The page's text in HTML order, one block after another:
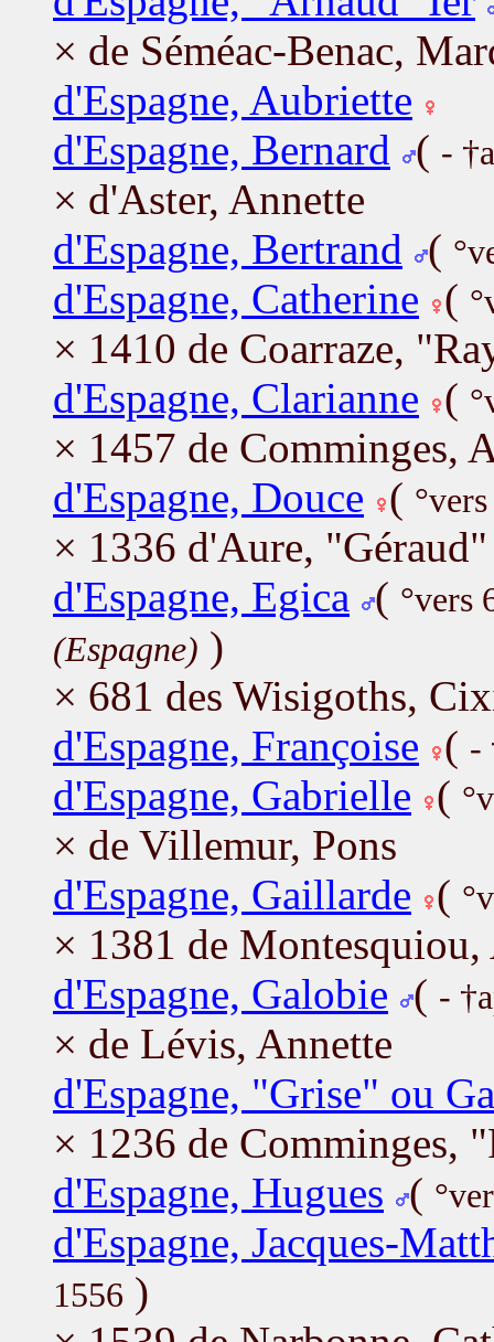
× de Séméac-Benac,
d'Espagne, Aubriette
d'Espagne, Bernard
( -
× d'Aster, Annette
d'Espagne, Bertrand
(
d'Espagne, Catherine (
× 1410 de Coarraze,
d'Espagne, Clarianne (
× 1457 de Comminges,
d'Espagne, Douce (
× 1336 d'Aure,
d'Espagne, Egica ( °vers
(Espagne) )
× 681 des Wisigoths,
d'Espagne, Françoise ( -
d'Espagne, Gabrielle (
× de Villemur, Pons
d'Espagne, Gaillarde (
× 1381 de Montesquiou,
d'Espagne, Galobie ( -
× de Lévis, Annette
d'Espagne, "Grise" ou
× 1236 de Comminges,
d'Espagne, Hugues (
d'Espagne, Jacques-
1556 )